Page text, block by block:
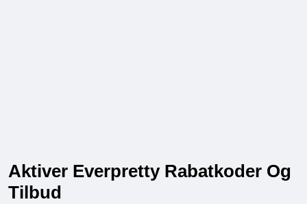
Aktiver Everpretty Rabatkoder Og
Tilbud